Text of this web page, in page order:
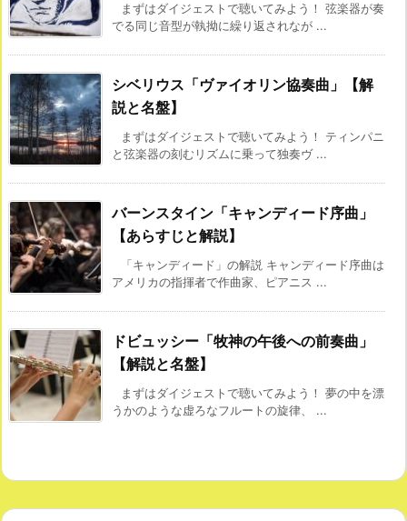
まずはダイジェストで聴いてみよう！ 弦楽器が奏
でる同じ音型が執拗に繰り返されなが ...
シベリウス「ヴァイオリン協奏曲」【解
説と名盤】
まずはダイジェストで聴いてみよう！ ティンパニ
と弦楽器の刻むリズムに乗って独奏ヴ ...
バーンスタイン「キャンディード序曲」
【あらすじと解説】
「キャンディード」の解説 キャンディード序曲は
アメリカの指揮者で作曲家、ピアニス ...
ドビュッシー「牧神の午後への前奏曲」
【解説と名盤】
まずはダイジェストで聴いてみよう！ 夢の中を漂
うかのような虚ろなフルートの旋律、 ...